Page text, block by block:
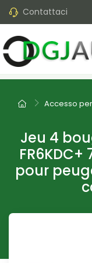
Contattaci
Accesso
Jeu 4
FR6KDC+
pour